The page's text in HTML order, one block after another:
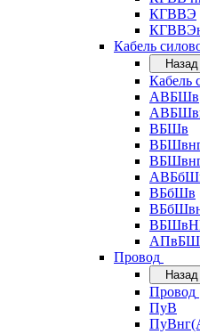
КГВВЭ
Кабель
Назад
Кабель
АВБШв
ВБШв
ВБбШв
Провод
Назад
Провод
ПуВ